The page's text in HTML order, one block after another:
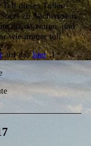
dieses Tollen
zu Aachen sein
die da waren, und
wie immer toll.
auf dashier;)